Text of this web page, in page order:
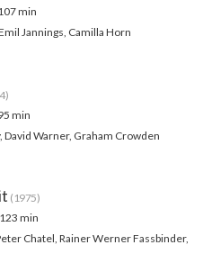
min
Jannings, Camilla Horn
min
David Warner, Graham Crowden
(1975)
min
Chatel, Rainer Werner Fassbinder,